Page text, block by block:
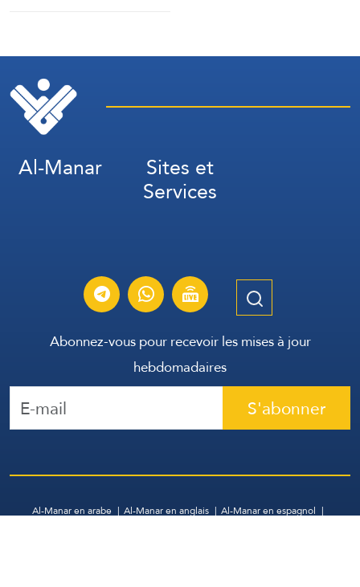
Al-Manar Sites et
Services
Abonnez-vous pour recevoir les mises à jour
hebdomadaires
S'abonner
Al-Manar en arabe Al-Manar en anglais
Al-Manar en espagnol